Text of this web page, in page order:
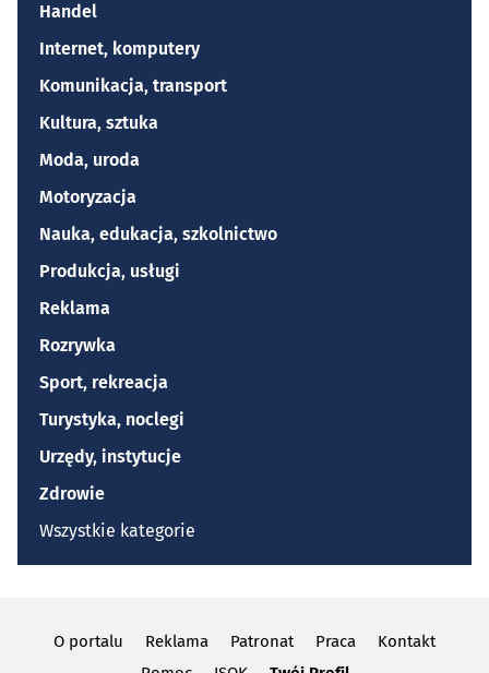
Handel
Internet, komputery
Komunikacja, transport
Kultura, sztuka
Moda, uroda
Motoryzacja
Nauka, edukacja, szkolnictwo
Produkcja, usługi
Reklama
Rozrywka
Sport, rekreacja
Turystyka, noclegi
Urzędy, instytucje
Zdrowie
Wszystkie kategorie
O portalu Reklama Patronat Praca
Kontakt